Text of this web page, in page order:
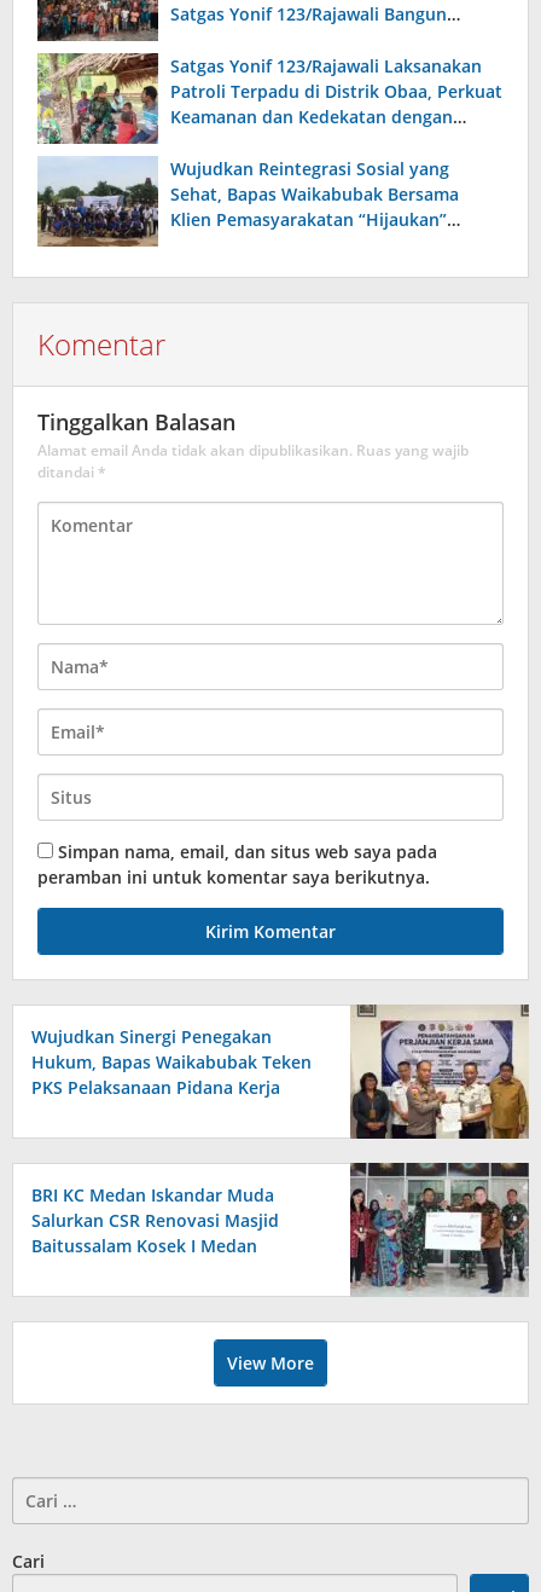
Satgas Yonif 123/Rajawali Bangun
Satgas Yonif 123/Rajawali Laksanakan
Patroli Terpadu di Distrik Obaa, Perkuat
Keamanan dan Kedekatan dengan
Wujudkan Reintegrasi Sosial yang
Sehat, Bapas Waikabubak Bersama
Klien Pemasyarakatan “Hijaukan”
Komentar
Tinggalkan Balasan
Alamat email Anda tidak akan dipublikasikan. Ruas yang wajib
ditandai *
Simpan nama, email, dan situs web saya pada
peramban ini untuk komentar saya berikutnya.
Wujudkan Sinergi Penegakan
Hukum, Bapas Waikabubak Teken
PKS Pelaksanaan Pidana Kerja
Sumba Timur
BRI KC Medan Iskandar Muda
Salurkan CSR Renovasi Masjid
Baitussalam Kosek I Medan
View More
untuk:
Cari